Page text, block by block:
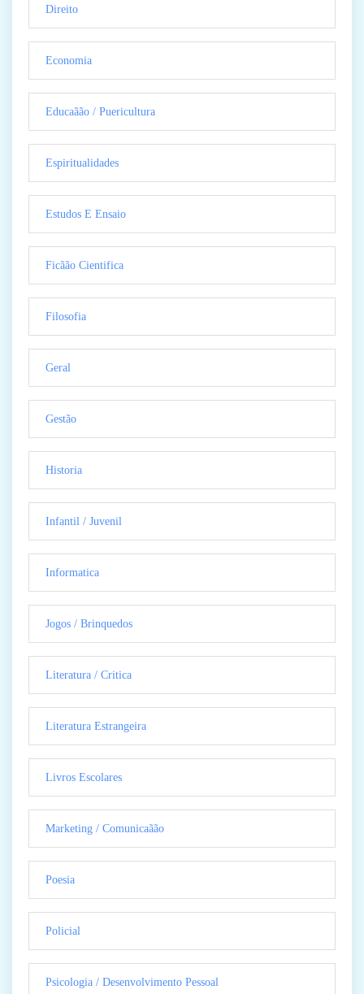
Direito
Economia
Educaãão / Puericultura
Espiritualidades
Estudos E Ensaio
Ficãão Cientifica
Filosofia
Geral
Gestão
Historia
Infantil / Juvenil
Informatica
Jogos / Brinquedos
Literatura / Critica
Literatura Estrangeira
Livros Escolares
Marketing / Comunicaãão
Poesia
Policial
Psicologia / Desenvolvimento Pessoal